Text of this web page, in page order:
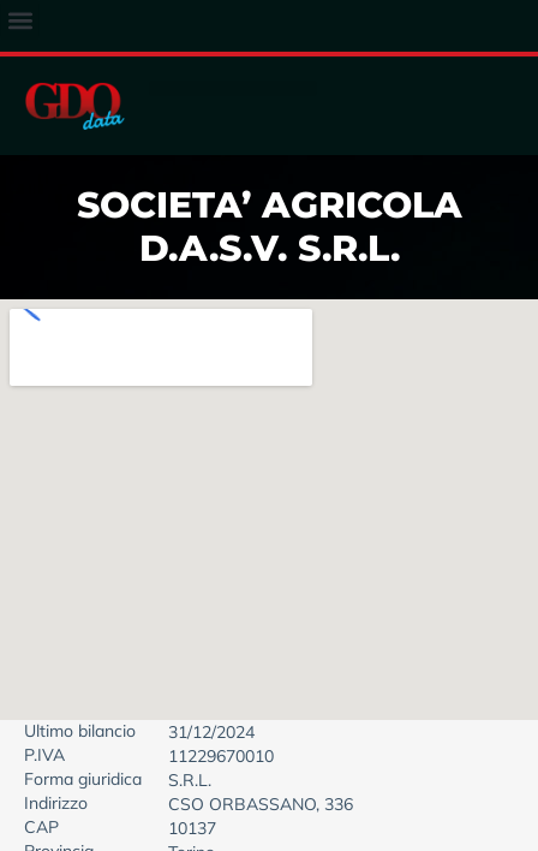
SOCIETA’ AGRICOLA
D.A.S.V. S.R.L.
Ultimo bilancio
31/12/2024
P.IVA
11229670010
Forma giuridica
S.R.L.
Indirizzo
CSO ORBASSANO, 336
CAP
10137